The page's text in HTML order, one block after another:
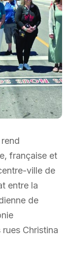
française et
ville de
entre la
de
rues Christina